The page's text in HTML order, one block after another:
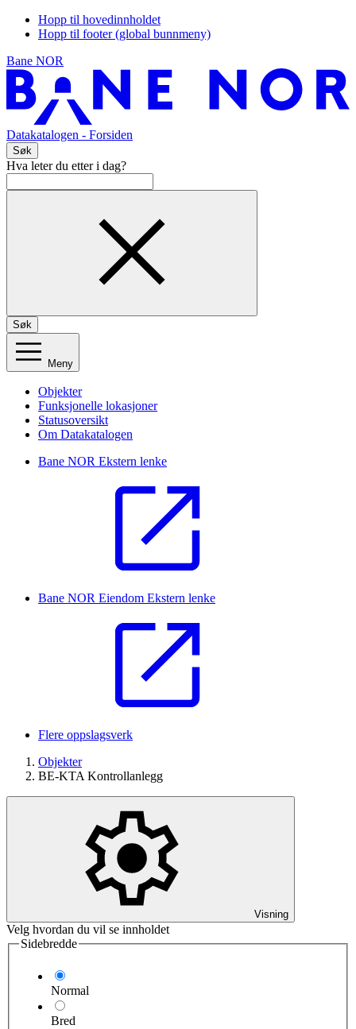
Hopp til hovedinnholdet
Hopp til footer (global bunnmeny)
Bane NOR
Datakatalogen - Forsiden
Søk
Hva leter du etter i dag?
Søk
Meny
Objekter
Funksjonelle lokasjoner
Statusoversikt
Om Datakatalogen
Bane NOR Ekstern lenke
Bane NOR Eiendom Ekstern lenke
Flere oppslagsverk
Objekter
BE-KTA Kontrollanlegg
Visning
Velg hvordan du vil se innholdet
Sidebredde
Normal
Bred